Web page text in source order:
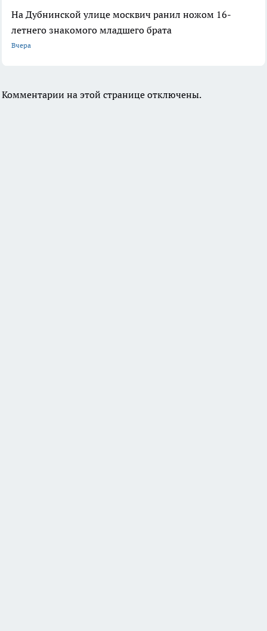
На Дубнинской улице москвич ранил ножом 16-
летнего знакомого младшего брата
Вчера
Комментарии на этой странице отключены.